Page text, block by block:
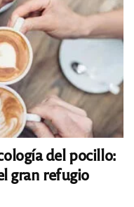
del pocillo:
gran refugio